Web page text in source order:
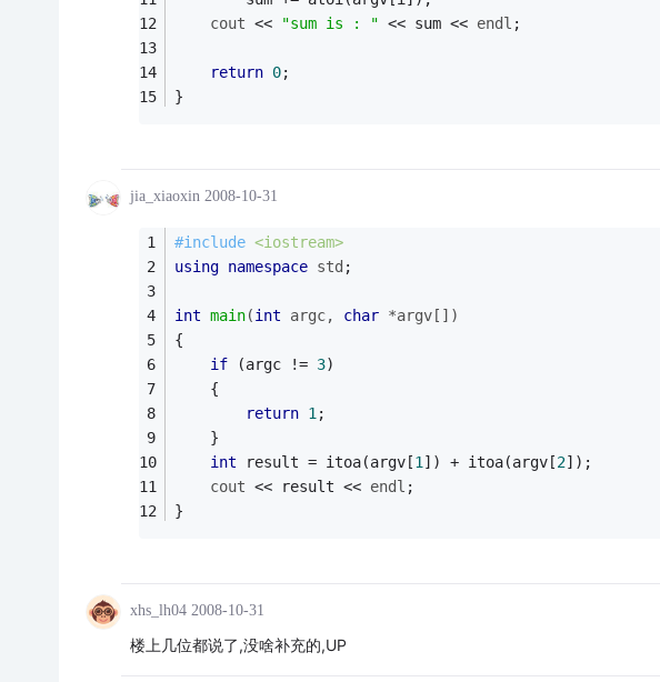
cout << "sum is : " << sum << endl ;
return 0;
}
jia_xiaoxin 2008-10-31
#include <iostream>
using namespace std ;
int main(int argc, char *argv[])
{
if (argc != 3)
    {
return 1 ;
    }
int result = itoa(argv[1 ]) + itoa(argv[2]);
cout << result << endl ;
}
xhs_lh04 2008-10-31
楼上几位都说了,没啥补充的,UP